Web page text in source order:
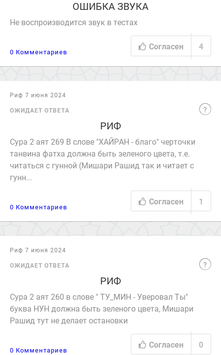
ОШИБКА ЗВУКА
Не воспроизводится звук в тестах
0 Комментариев
Согласен 4
Риф 7 июня 2024
ОЖИДАЕТ ОТВЕТА
РИФ
Сура 2 аят 269 В слове "ХАЙРАН - благо" черточки
танвина фатха должна быть зеленого цвета, т.е.
читаться с гунной (Мишари Рашид так и читает с
гунн...
0 Комментариев
Согласен 1
Риф 7 июня 2024
ОЖИДАЕТ ОТВЕТА
РИФ
Сура 2 аят 260 в слове " ТУ_МИН - Уверовал Ты"
буква НУН должна быть зеленого цвета, Мишари
Рашид тут не делает остановки
0 Комментариев
Согласен 0